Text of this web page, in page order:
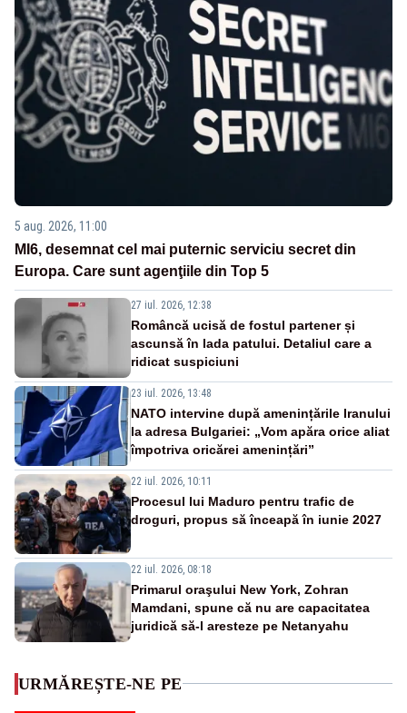
5 aug. 2026, 11:00
MI6, desemnat cel mai puternic serviciu secret din
Europa. Care sunt agenţiile din Top 5
27 iul. 2026, 12:38
Româncă ucisă de fostul partener și
ascunsă în lada patului. Detaliul care a
ridicat suspiciuni
23 iul. 2026, 13:48
NATO intervine după amenințările Iranului
la adresa Bulgariei: „Vom apăra orice aliat
împotriva oricărei amenințări”
22 iul. 2026, 10:11
Procesul lui Maduro pentru trafic de
droguri, propus să înceapă în iunie 2027
22 iul. 2026, 08:18
Primarul oraşului New York, Zohran
Mamdani, spune că nu are capacitatea
juridică să-l aresteze pe Netanyahu
URMĂREȘTE-NE PE